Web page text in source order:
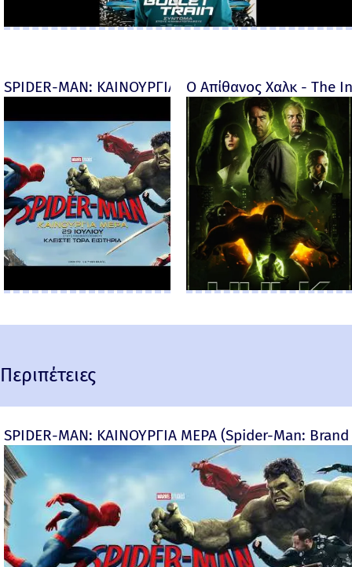
SPIDER-MAN: ΚΑΙΝΟΥΡΓΙΑ ΜΕΡΑ (Spider-Man:
Ο Απίθανος Χαλκ - The
Περιπέτειες
SPIDER-MAN: ΚΑΙΝΟΥΡΓΙΑ ΜΕΡΑ (Spider-Man: